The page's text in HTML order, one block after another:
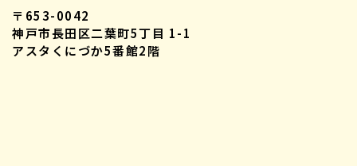
〒653-0042
神戸市長田区二葉町5丁目 1-1
アスタくにづか5番館2階